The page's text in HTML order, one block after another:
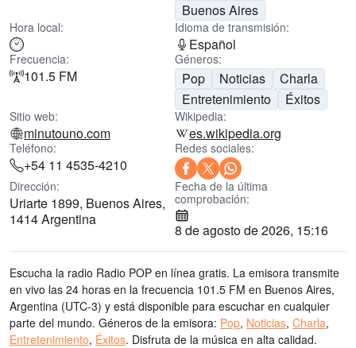
Buenos Aires
Hora local: Idioma de transmisión:
Español
Frecuencia:
101.5 FM
Géneros:
Pop Noticias
Charla
Entretenimiento
Éxitos
Sitio web:
minutouno.com
Wikipedia:
es.wikipedia.org
Teléfono:
+54 11 4535-4210
Redes sociales:
Dirección:
Uriarte 1899, Buenos Aires,
1414 Argentina
Fecha de la última
comprobación:
8 de agosto de 2026, 15:16
Escucha la radio Radio POP en línea gratis. La emisora transmite
en vivo las 24 horas en la frecuencia 101.5 FM en Buenos Aires,
Argentina (UTC-3) y está disponible para escuchar en cualquier
parte del mundo. Géneros de la emisora: Pop, Noticias, Charla,
Entretenimiento, Éxitos. Disfruta de la música en alta calidad.